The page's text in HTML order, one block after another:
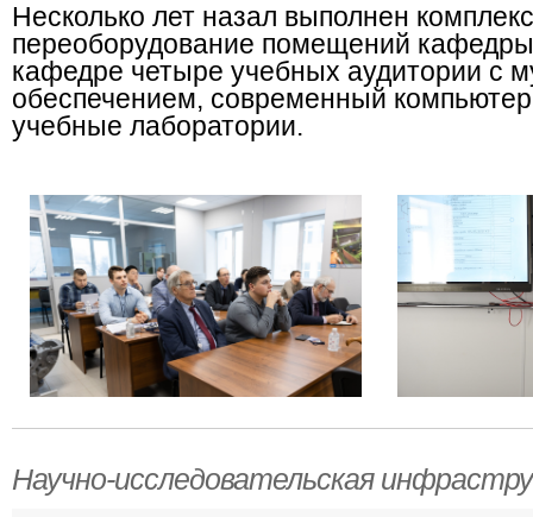
Несколько лет назал выполнен
переоборудование помещений
кафедре четыре учебных аудитории с
обеспечением, современный
учебные лаборатории.
Научно-исследовательская